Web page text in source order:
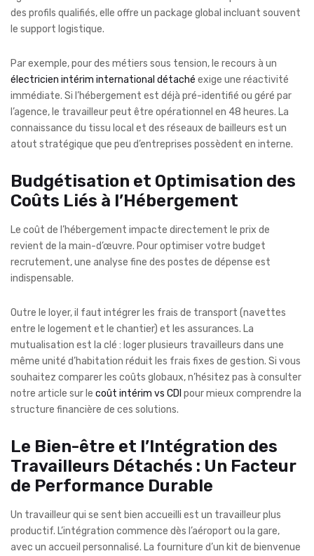
des profils qualifiés, elle offre un package global incluant souvent
le support logistique.
Par exemple, pour des métiers sous tension, le recours à un
électricien intérim international détaché exige une réactivité
immédiate. Si l’hébergement est déjà pré-identifié ou géré par
l’agence, le travailleur peut être opérationnel en 48 heures. La
connaissance du tissu local et des réseaux de bailleurs est un
atout stratégique que peu d’entreprises possèdent en interne.
Budgétisation et Optimisation des
Coûts Liés à l’Hébergement
Le coût de l’hébergement impacte directement le prix de
revient de la main-d’œuvre. Pour optimiser votre budget
recrutement, une analyse fine des postes de dépense est
indispensable.
Outre le loyer, il faut intégrer les frais de transport (navettes
entre le logement et le chantier) et les assurances. La
mutualisation est la clé : loger plusieurs travailleurs dans une
même unité d’habitation réduit les frais fixes de gestion. Si vous
souhaitez comparer les coûts globaux, n’hésitez pas à consulter
notre article sur le coût intérim vs CDI pour mieux comprendre la
structure financière de ces solutions.
Le Bien-être et l’Intégration des
Travailleurs Détachés : Un Facteur
de Performance Durable
Un travailleur qui se sent bien accueilli est un travailleur plus
productif. L’intégration commence dès l’aéroport ou la gare,
avec un accueil personnalisé. La fourniture d’un kit de bienvenue